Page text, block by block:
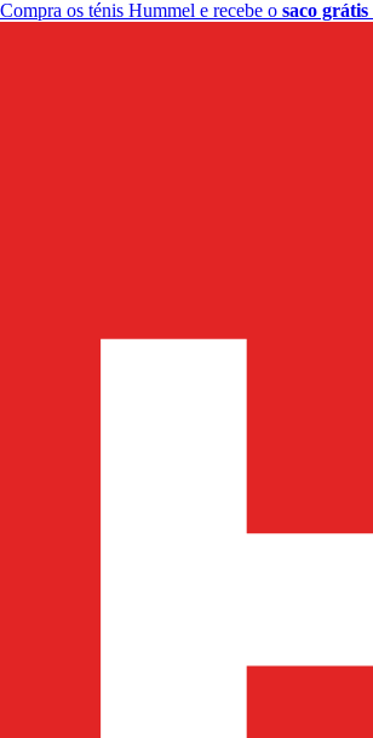
Compra os ténis Hummel e recebe o saco grátis